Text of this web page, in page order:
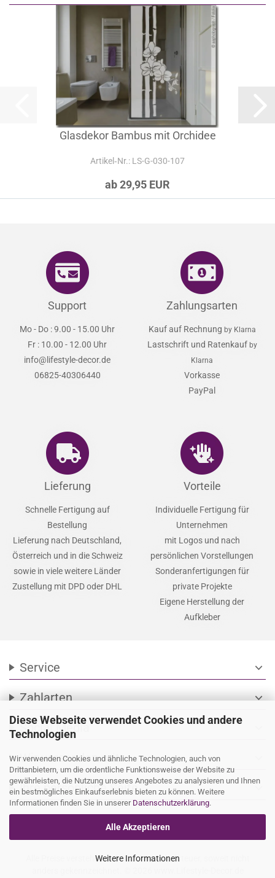
Diese Webseite verwendet Cookies und andere
Technologien
Wir verwenden Cookies und ähnliche Technologien, auch von
Drittanbietern, um die ordentliche Funktionsweise der Website zu
gewährleisten, die Nutzung unseres Angebotes zu analysieren und Ihnen
ein bestmögliches Einkaufserlebnis bieten zu können. Weitere
Informationen finden Sie in unserer Datenschutzerklärung.
Alle Akzeptieren
Weitere Informationen
Glasdekor Bambus mit Orchidee
Artikel‑Nr.: LS-G-030-107
ab 29,95 EUR
Support
Mo - Do : 9.00 - 15.00 Uhr
Fr : 10.00 - 12.00 Uhr
info@lifestyle-decor.de
06825-40306440
Zahlungsarten
Kauf auf Rechnung by Klarna
Lastschrift und Ratenkauf by
Klarna
Vorkasse
PayPal
Lieferung
Schnelle Fertigung auf
Bestellung
Lieferung nach Deutschland,
Österreich und in die Schweiz
sowie in viele weitere Länder
Zustellung mit DPD oder DHL
Vorteile
Individuelle Fertigung für
Unternehmen
mit Logos und nach
persönlichen Vorstellungen
Sonderanfertigungen für
private Projekte
Eigene Herstellung der
Aufkleber
Service expand_more
Zahlarten expand_more
Social Media
Wir versenden mit
Ihre persönliche Seite expand_more
Alle Preise verstehen sich inkl. Mehrwertsteuer, soweit nicht